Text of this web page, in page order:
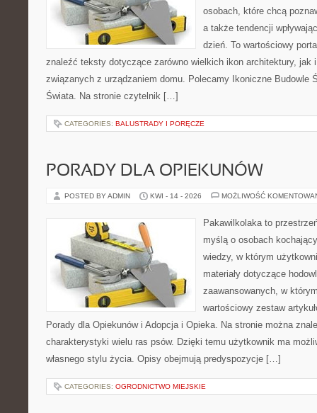
osobach, które chcą
a także tendencji
dzień. To wartościowy
znaleźć teksty dotyczące zarówno wielkich ikon architektury, jak
związanych z urządzaniem domu. Polecamy Ikoniczne Budowle
Świata. Na stronie czytelnik […]
CATEGORIES: BALUSTRADY I PORĘCZE
PORADY DLA OPIEKUNÓW
POSTED BY ADMIN KWI - 14 - 2026 MOŻLIWOŚĆ
Pakawilkolaka to
myślą o osobach
wiedzy, w którym
materiały dotyczące
zaawansowanych, w
wartościowy zestaw
Porady dla Opiekunów i Adopcja i Opieka. Na stronie można
charakterystyki wielu ras psów. Dzięki temu użytkownik ma
własnego stylu życia. Opisy obejmują predyspozycje […]
CATEGORIES: OGRODNICTWO MIEJSKIE